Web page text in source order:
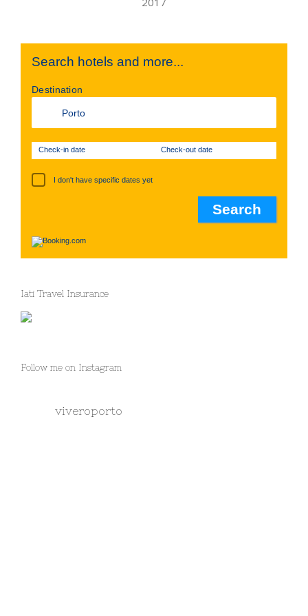
Search hotels and more...
Destination
Check-in date Check-out date
I don't have specific dates yet
Iati Travel Insurance
Follow me on Instagram
viveroporto